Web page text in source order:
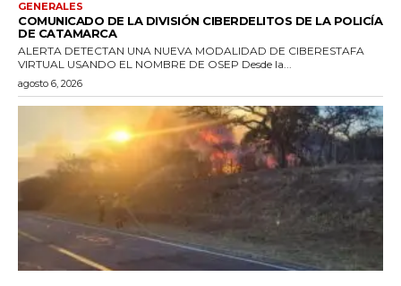
GENERALES
COMUNICADO DE LA DIVISIÓN CIBERDELITOS DE LA POLICÍA
DE CATAMARCA
ALERTA DETECTAN UNA NUEVA MODALIDAD DE CIBERESTAFA
VIRTUAL USANDO EL NOMBRE DE OSEP Desde la...
agosto 6, 2026